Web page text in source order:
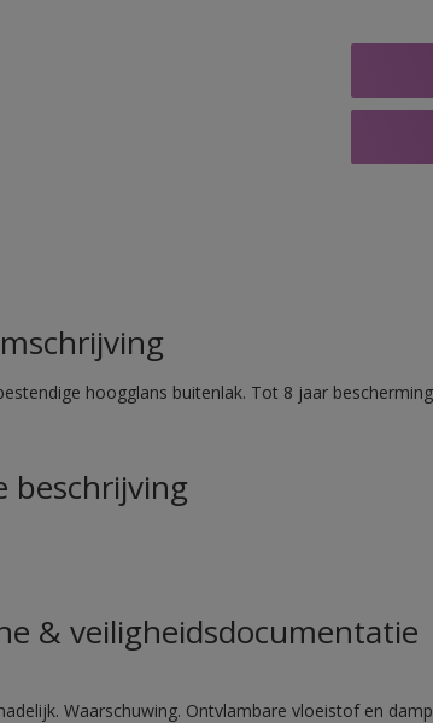
hoogglans buitenlak. Tot 8 jaar
beschrijving
& veiligheidsdocumentatie
Waarschuwing. Ontvlambare vloeistof en